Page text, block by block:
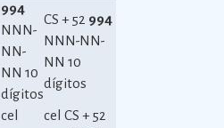
994
NNN-
NN-
NN 10
dígitos
CS + 52 994
NNN-NN-
NN 10
dígitos
cel
cel CS + 52